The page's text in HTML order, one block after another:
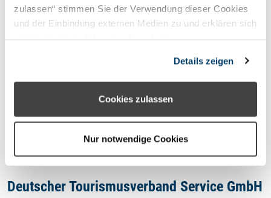
zulassen“ stimmen Sie der Verwendung dieser Cookies
und der Einbindung externen Medien zu und erklären sich
können Sie über die Schaltfläche „Nur notwendige
Cookies“ ohne die Erklärung einer Einwilligung fortfahren.
In diesem Fall werden nur notwendige Cookies
den Cookie- Einstellungen widerrufen oder ändern.
Details zeigen
Cookies zulassen
Nur notwendige Cookies
Deutscher Tourismusverband Service GmbH
Datenschutzhinweis